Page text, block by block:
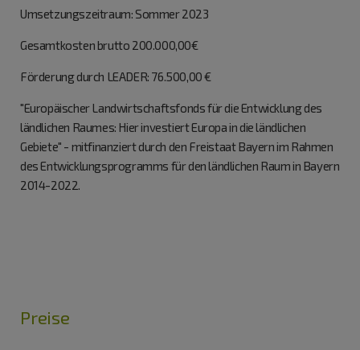
Umsetzungszeitraum: Sommer 2023
Gesamtkosten brutto 200.000,00€
Förderung durch LEADER: 76.500,00 €
"Europäischer Landwirtschaftsfonds für die Entwicklung des
ländlichen Raumes: Hier investiert Europa in die ländlichen
Gebiete" - mitfinanziert durch den Freistaat Bayern im Rahmen
des Entwicklungsprogramms für den ländlichen Raum in Bayern
2014-2022.
Preise